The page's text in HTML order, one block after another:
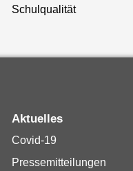
Schulqualität
Aktuelles
Covid-19
Pressemitteilungen